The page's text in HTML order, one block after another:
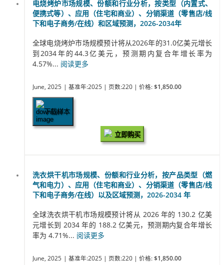
电烧烤炉市场规模、份额和行业分析，按类型（内置式、
便携式等）、应用（住宅和商业）、分销渠道（零售店/线
下和电子商务/在线）和区域预测，2026-2034年
全球电烧烤炉市场规模预计将从2026年的31.0亿美元增长
到2034年的44.3亿美元，预测期内复合年增长率为
4.57%... 阅读更多
June, 2025 | 基准年:2025 | 页数:220 | 价格: $1,850.00
下载样本
立即购买
洗衣烘干机市场规模、份额和行业分析，按产品类型（燃
气和电力）、应用（住宅和商业）、分销渠道（零售店/线
下和电子商务/在线）以及区域预测，2026-2034 年
全球洗衣烘干机市场规模预计将从 2026 年的 130.2 亿美
元增长到 2034 年的 188.2 亿美元，预测期内复合年增长
率为 4.71%... 阅读更多
June, 2025 | 基准年:2025 | 页数:220 | 价格: $1,850.00